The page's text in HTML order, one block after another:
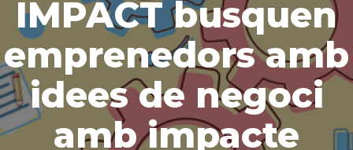
IMPACT busquen
emprenedors amb
idees de negoci
amb impacte